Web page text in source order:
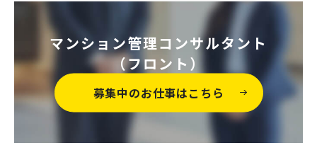
マンション管理コンサルタント
（フロント）
募集中のお仕事はこちら